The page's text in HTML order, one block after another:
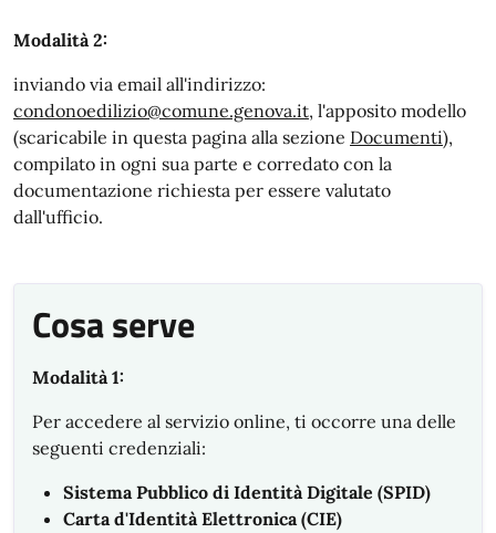
Modalità 2:
inviando via email all'indirizzo:
condonoedilizio@comune.genova.it, l'apposito modello
(scaricabile in questa pagina alla sezione Documenti),
compilato in ogni sua parte e corredato con la
documentazione richiesta per essere valutato
dall'ufficio.
Cosa serve
Modalità 1:
Per accedere al servizio online, ti occorre una delle
seguenti credenziali:
Sistema Pubblico di Identità Digitale (SPID)
Carta d'Identità Elettronica (CIE)